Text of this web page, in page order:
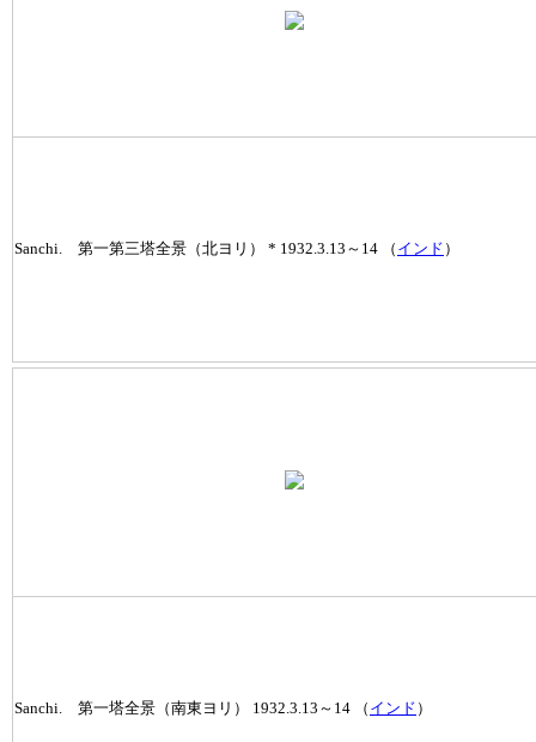
Sanchi. 第一第三塔全景（北ヨリ） * 1932.3.13～14 （ インド ）
Sanchi. 第一塔全景（南東ヨリ） 1932.3.13～14 （ インド ）